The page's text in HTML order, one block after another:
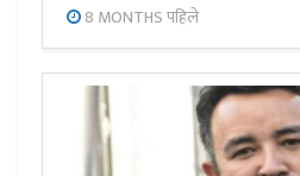
8 MONTHS पहिले